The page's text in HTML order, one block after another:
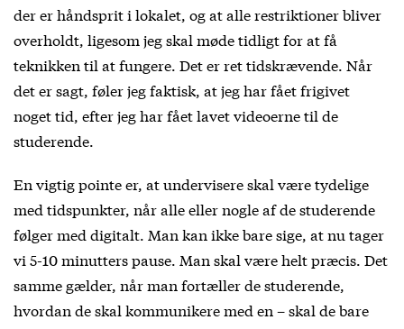
der er håndsprit i lokalet, og at alle restriktioner bliver
overholdt, ligesom jeg skal møde tidligt for at få
teknikken til at fungere. Det er ret tidskrævende. Når
det er sagt, føler jeg faktisk, at jeg har fået frigivet
noget tid, efter jeg har fået lavet videoerne til de
studerende.
En vigtig pointe er, at undervisere skal være tydelige
med tidspunkter, når alle eller nogle af de studerende
følger med digitalt. Man kan ikke bare sige, at nu tager
vi 5-10 minutters pause. Man skal være helt præcis. Det
samme gælder, når man fortæller de studerende,
hvordan de skal kommunikere med en – skal de bare